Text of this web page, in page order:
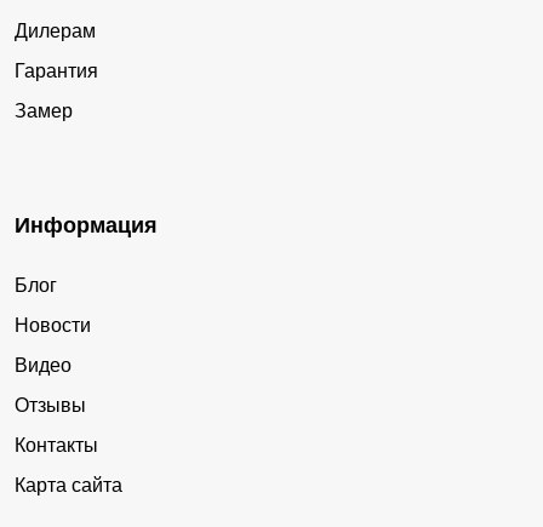
Дилерам
Гарантия
Замер
Информация
Блог
Новости
Видео
Отзывы
Контакты
Карта сайта